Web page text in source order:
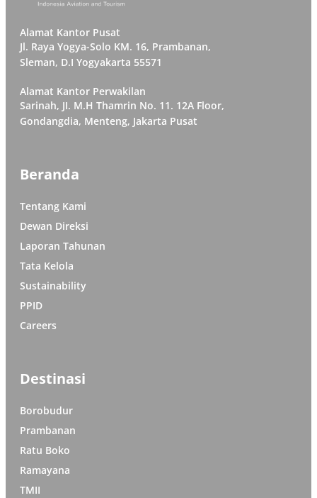
Alamat Kantor Pusat
Jl. Raya Yogya-Solo KM. 16, Prambanan,
Sleman, D.I Yogyakarta 55571
Alamat Kantor Perwakilan
Sarinah, JI. M.H Thamrin No. 11. 12A Floor,
Gondangdia, Menteng, Jakarta Pusat
Beranda
Tentang Kami
Dewan Direksi
Laporan Tahunan
Tata Kelola
Sustainability
PPID
Careers
Destinasi
Borobudur
Prambanan
Ratu Boko
Ramayana
TMII